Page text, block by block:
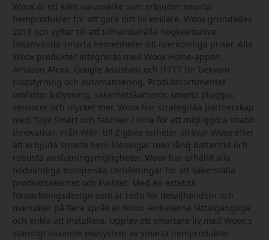
Woox är ett känt varumärke som erbjuder smarta
hemprodukter för att göra ditt liv enklare. Woox grundades
2018 och syftar till att tillhandahålla högkvalitativa,
lättanvända smarta hemenheter till överkomliga priser. Alla
Woox produkter integreras med Woox Home-appen,
Amazon Alexa, Google Assistant och IFTTT för bekväm
röststyrning och automatisering. Produktsortimentet
omfattar belysning, säkerhetskameror, smarta pluggar,
sensorer och mycket mer. Woox har strategiska partnerskap
med Tuya Smart och fabriker i Kina för att möjliggöra snabb
innovation. Från WiFi- till Zigbee-enheter strävar Woox efter
att erbjuda smarta hem-lösningar med lång batteritid och
robusta anslutningsmöjligheter. Woox har erhållit alla
nödvändiga europeiska certifieringar för att säkerställa
produktsäkerhet och kvalitet. Med en estetisk
förpackningsdesign som är redo för detaljhandeln och
manualer på flera språk är Woox -enheterna lättillgängliga
och enkla att installera. Upplev ett smartare liv med Woox:s
ständigt växande ekosystem av smarta hemprodukter.